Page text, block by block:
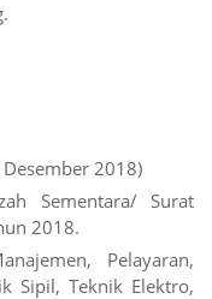
2018)
Sementara/ Surat
2018.
Pelayaran,
Sipil, Teknik Elektro,